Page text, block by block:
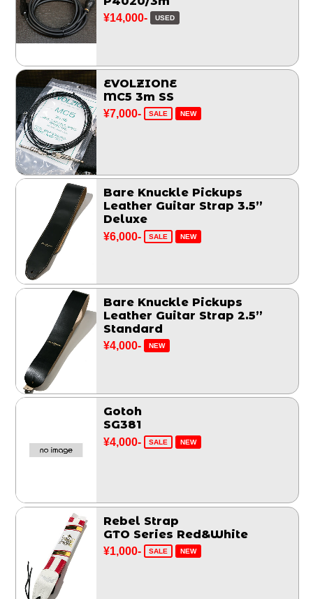
¥14,000- USED
EVOLZIONE
MC5 3m SS
¥7,000- SALE NEW
Bare Knuckle Pickups
Leather Guitar Strap 3.5”
Deluxe
¥6,000- SALE NEW
Bare Knuckle Pickups
Leather Guitar Strap 2.5”
Standard
¥4,000- NEW
Gotoh
SG381
¥4,000- SALE NEW
Rebel Strap
GTO Series Red&White
¥1,000- SALE NEW